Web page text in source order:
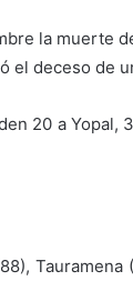
la muerte
el deceso de
20 a Yopal,